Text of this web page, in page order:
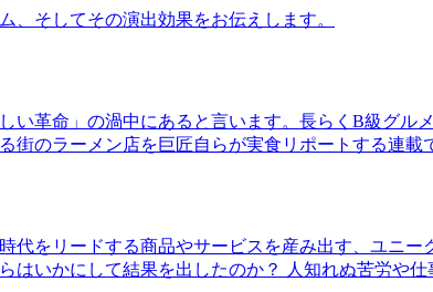
、そしてその演出効果をお伝えします。
い革命」の渦中にあると言います。長らくB級グ
のラーメン店を巨匠自らが実食リポートする連載
代をリードする商品やサービスを産み出す、ユニ
はいかにして結果を出したのか？ 人知れぬ苦労や